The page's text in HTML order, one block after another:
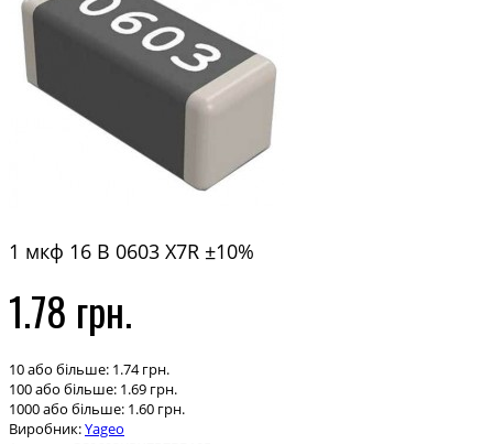
1 мкф 16 В 0603 X7R ±10%
1.78 грн.
10 або більше: 1.74 грн.
100 або більше: 1.69 грн.
1000 або більше: 1.60 грн.
Виробник:Yageo